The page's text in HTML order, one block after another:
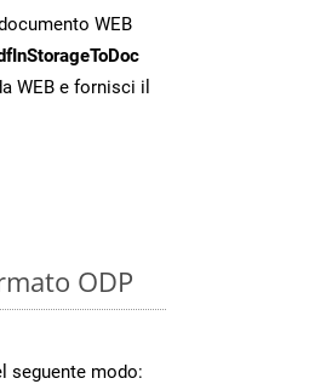
WEB
WEB e fornisci il
ODP
seguente modo: